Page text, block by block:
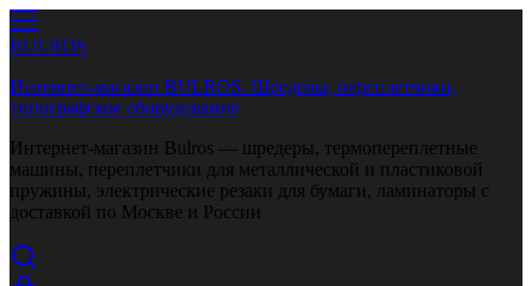
BULROS
Интернет-магазин BULROS. Шредеры, переплетчики,
типографское оборудование
Интернет-магазин Bulros — шредеры, термопереплетные
машины, переплетчики для металлической и пластиковой
пружины, электрические резаки для бумаги, ламинаторы с
доставкой по Москве и России